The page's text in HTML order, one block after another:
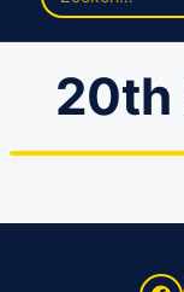
naar:
20th
20th Century Fox
musicals van